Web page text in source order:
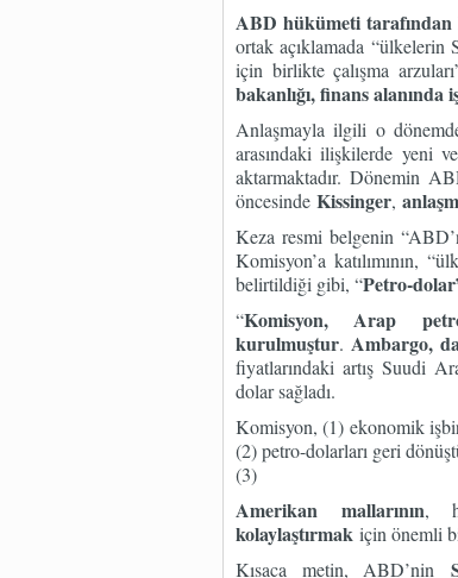
ABD hükümeti tarafından
ortak açıklamada “ülkelerin
için birlikte çalışma
bakanlığı, finans alanında
Anlaşmayla ilgili o
arasındaki ilişkilerde yeni
aktarmaktadır. Dönemin
öncesinde Kissinger,
Keza resmi belgenin
Komisyon’a katılımının,
belirtildiği gibi, “Petro-
“Komisyon, Arap
kurulmuştur. Ambargo,
fiyatlarındaki artış Suudi
dolar sağladı.
Komisyon, (1) ekonomik
(2) petro-dolarları geri
(3)
Amerikan mallarının,
kolaylaştırmak için önemli
Kısaca metin, ABD’nin